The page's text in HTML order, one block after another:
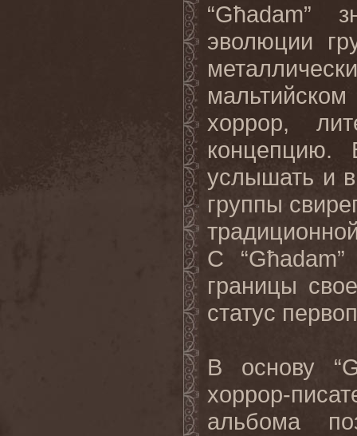
“Għadam”
эволюции
хоррор,
концепцию.
услышать и
группы
С “Għadam
границы
статус
В основу “
хоррор-
альбома